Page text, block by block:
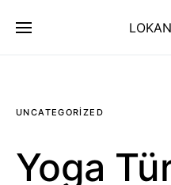
UNCATEGORIZED
Yoga